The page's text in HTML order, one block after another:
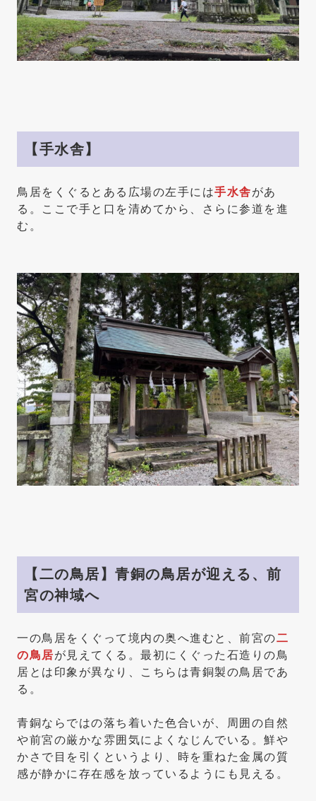
【手水舎】
鳥居をくぐるとある広場の左手には手水舎があ
る。ここで手と口を清めてから、さらに参道を進
む。
【二の鳥居】青銅の鳥居が迎える、前
宮の神域へ
一の鳥居をくぐって境内の奥へ進むと、前宮の二
の鳥居が見えてくる。最初にくぐった石造りの鳥
居とは印象が異なり、こちらは青銅製の鳥居であ
る。
青銅ならではの落ち着いた色合いが、周囲の自然
や前宮の厳かな雰囲気によくなじんでいる。鮮や
かさで目を引くというより、時を重ねた金属の質
感が静かに存在感を放っているようにも見える。